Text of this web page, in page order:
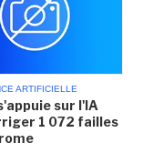
ARTIFICIELLE
sur l'IA
1 072 failles